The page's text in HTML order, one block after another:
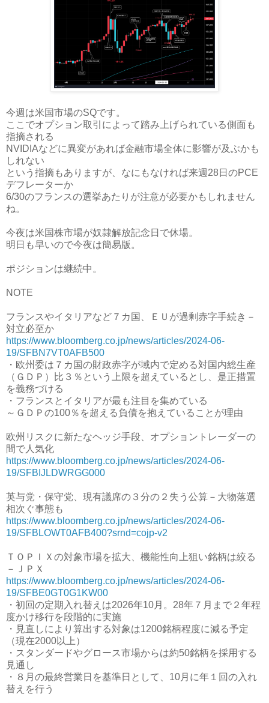
今週は米国市場のSQです。
ここでオプション取引によって踏み上げられている側面も
指摘される
NVIDIAなどに異変があれば金融市場全体に影響が及ぶかも
しれない
という指摘もありますが、なにもなければ来週28日のPCE
デフレーターか
6/30のフランスの選挙あたりが注意が必要かもしれません
ね。
今夜は米国株市場が奴隷解放記念日で休場。
明日も早いので今夜は簡易版。
ポジションは継続中。
NOTE
フランスやイタリアなど７カ国、ＥＵが過剰赤字手続き－
対立必至か
https://www.bloomberg.co.jp/news/articles/2024-06-
19/SFBN7VT0AFB500
・欧州委は７カ国の財政赤字が域内で定める対国内総生産
（ＧＤＰ）比３％という上限を超えているとし、是正措置
を義務づける
・フランスとイタリアが最も注目を集めている
～ＧＤＰの100％を超える負債を抱えていることが理由
欧州リスクに新たなヘッジ手段、オプショントレーダーの
間で人気化
https://www.bloomberg.co.jp/news/articles/2024-06-
19/SFBIJLDWRGG000
英与党・保守党、現有議席の３分の２失う公算－大物落選
相次ぐ事態も
https://www.bloomberg.co.jp/news/articles/2024-06-
19/SFBLOWT0AFB400?srnd=cojp-v2
ＴＯＰＩＸの対象市場を拡大、機能性向上狙い銘柄は絞る
－ＪＰＸ
https://www.bloomberg.co.jp/news/articles/2024-06-
19/SFBE0GT0G1KW00
・初回の定期入れ替えは2026年10月。28年７月まで２年程
度かけ移行を段階的に実施
・見直しにより算出する対象は1200銘柄程度に減る予定
（現在2000以上）
・スタンダードやグロース市場からは約50銘柄を採用する
見通し
・８月の最終営業日を基準日として、10月に年１回の入れ
替えを行う